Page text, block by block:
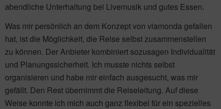
abendliche Unterhaltung bei Livemusik und gutes Essen.
Was mir persönlich an dem Konzept von viamonda gefallen
hat, ist die Möglichkeit, die Reise selbst zusammenstellen
zu können. Der Anbieter kombiniert sozusagen Individualität
und Planungssicherheit. Ich musste nichts selbst
organisieren und habe mir einfach ausgesucht, was mir
gefällt. Den Rest übernimmt die Reiseleitung. Auf diese
Weise konnte ich mich auch ganz flexibel für ein spezielles